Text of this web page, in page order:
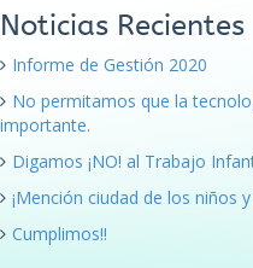
Noticias Recientes
Informe de Gestión 2020
No permitamos que la
importante.
Digamos ¡NO! al Trabajo
¡Mención ciudad de los niños
Cumplimos!!